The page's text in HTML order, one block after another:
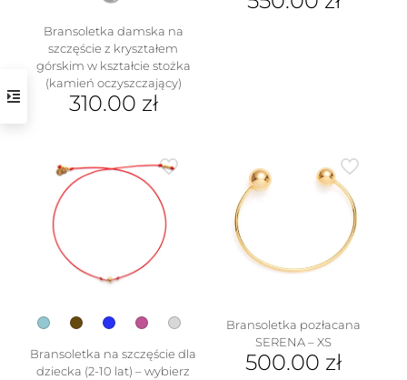
Bransoletka damska na
szczęście z kryształem
górskim w kształcie stożka
(kamień oczyszczający)
310.00 zł
wiele
wariantów.
stronie
stronie
produktu
Bransoletka na szczęście dla
dziecka (2-10 lat) – wybierz
Bransoletka pozłacana
SERENA – XS
500.00 zł